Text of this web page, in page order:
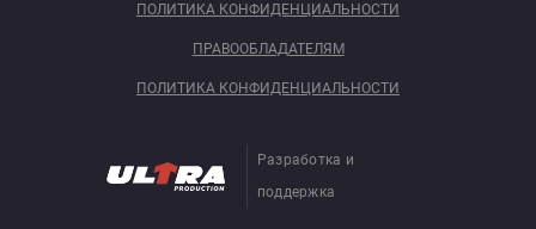
ПОЛИТИКА КОНФИДЕНЦИАЛЬНОСТИ
ПРАВООБЛАДАТЕЛЯМ
ПОЛИТИКА КОНФИДЕНЦИАЛЬНОСТИ
Разработка и
поддержка